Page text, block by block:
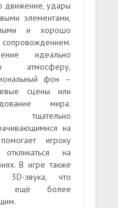
движение, удары
элементами,
и хорошо
идеально
атмосферу,
фон –
сцены или
мира.
тщательно
на
игроку
на
В игре также
3D-звука, что
ещё более